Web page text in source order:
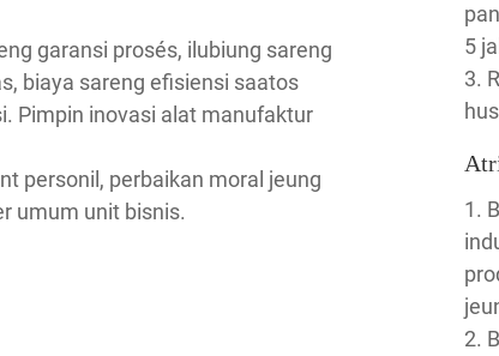
garansi prosés, ilubiung sareng
biaya sareng efisiensi saatos
Pimpin inovasi alat manufaktur
personil, perbaikan moral jeung
umum unit bisnis.
5
3.
1.
2.